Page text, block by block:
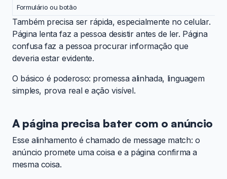
Formulário ou botão
Também precisa ser rápida, especialmente no celular.
Página lenta faz a pessoa desistir antes de ler. Página
confusa faz a pessoa procurar informação que
deveria estar evidente.
O básico é poderoso: promessa alinhada, linguagem
simples, prova real e ação visível.
A página precisa bater com o anúncio
Esse alinhamento é chamado de message match: o
anúncio promete uma coisa e a página confirma a
mesma coisa.